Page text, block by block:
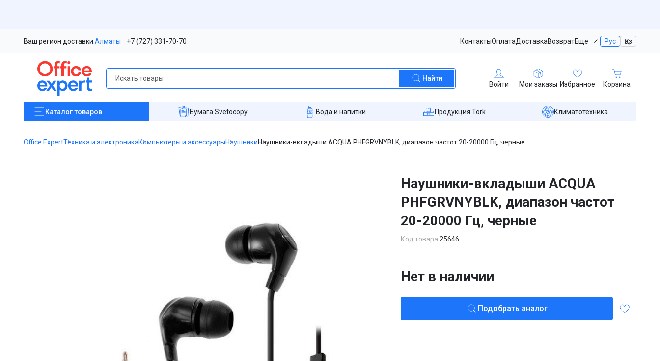
Ваш регион доставки:Алматы +7 (727) 331-70-70 КонтактыОплатаДоставкаВозвратЕще Рус Қаз
Найти
Войти Мои заказы Избранное Корзина
Каталогтоваров Бумага Svetocopy Вода и напитки Продукция Tork Климатотехника
Office ExpertТехника и электроникаКомпьютеры и аксессуарыНаушникиНаушники-вкладыши ACQUA PHFGRVNYBLK, диапазон частот 20-20000 Гц, черные
Наушники-вкладыши ACQUA
PHFGRVNYBLK, диапазон частот
20-20000 Гц, черные
Код товара:25646
Нет в наличии
Подобрать аналог